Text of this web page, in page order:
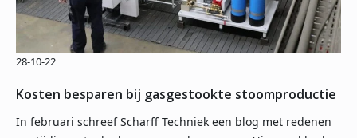
Kosten besparen bij gasgestookte stoomproductie
28-10-22
In februari schreef Scharff Techniek een blog met redenen